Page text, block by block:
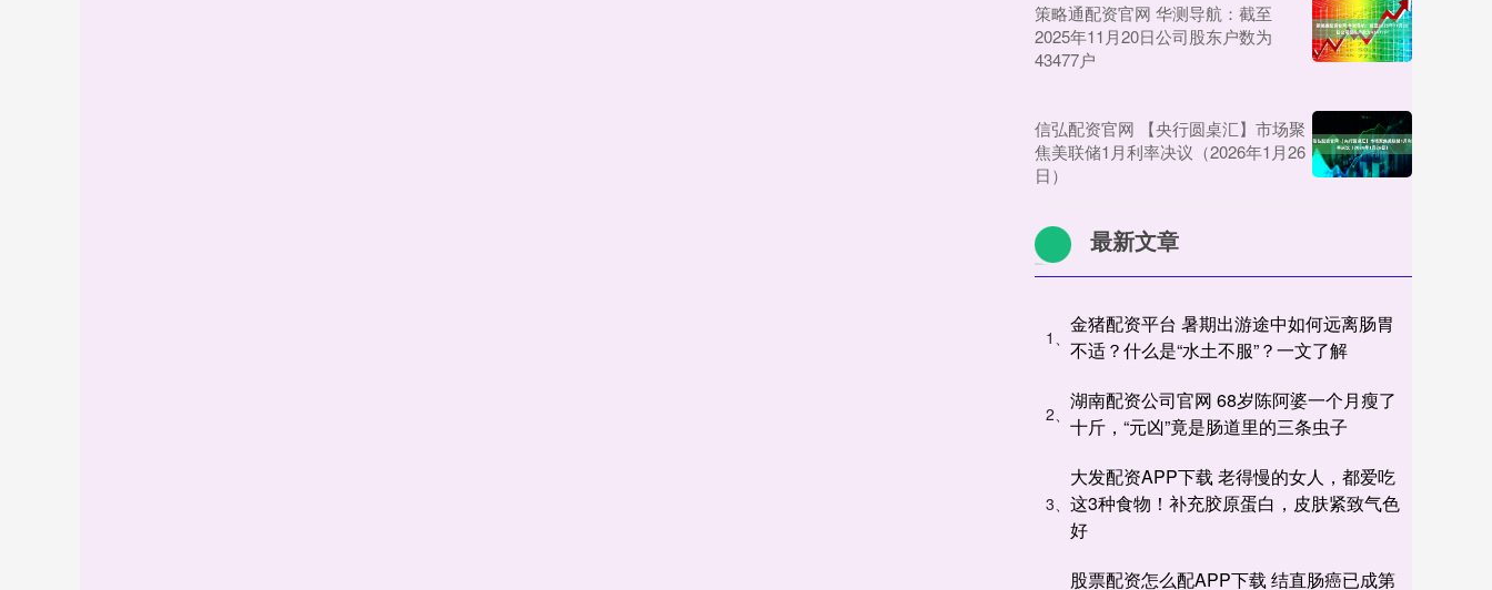
策略通配资官网 华测导航：截至
2025年11月20日公司股东户数为
43477户
信弘配资官网 【央行圆桌汇】市场聚
焦美联储1月利率决议（2026年1月26
日）
最新文章
1、
金猪配资平台 暑期出游途中如何远离肠胃
不适？什么是“水土不服”？一文了解
2、
湖南配资公司官网 68岁陈阿婆一个月瘦了
十斤，“元凶”竟是肠道里的三条虫子
3、
大发配资APP下载 老得慢的女人，都爱吃
这3种食物！补充胶原蛋白，皮肤紧致气色
好
股票配资怎么配APP下载 结直肠癌已成第